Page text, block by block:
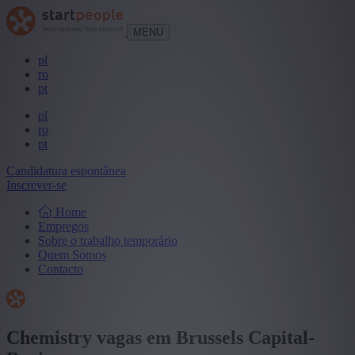
MENU
pl
ro
pt
pl
ro
pt
Candidatura espontânea
Inscrever-se
Home
Empregos
Sobre o trabalho temporário
Quem Somos
Contacto
Chemistry vagas em Brussels Capital-